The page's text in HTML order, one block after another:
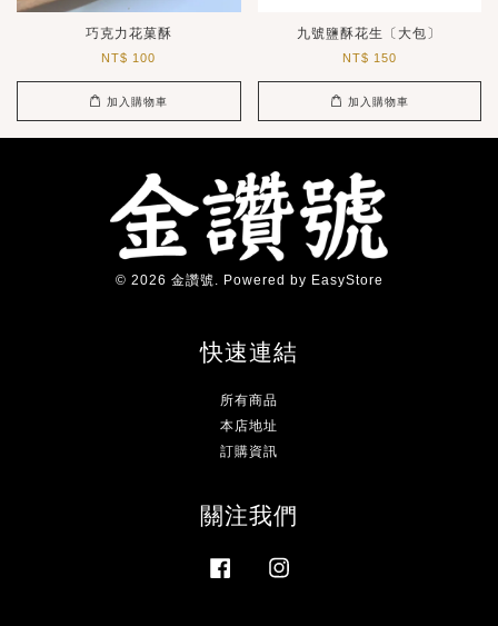
巧克力花菓酥
NT$ 100
加入購物車
九號鹽酥花生〔大包〕
NT$ 150
加入購物車
© 2026 金讚號. Powered by EasyStore
快速連結
所有商品
本店地址
訂購資訊
關注我們
Facebook